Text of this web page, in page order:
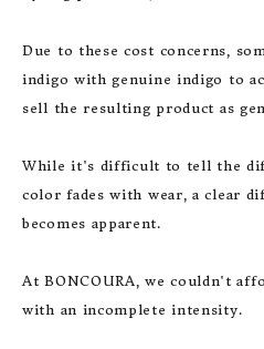
Due to these cost concerns,
indigo with genuine indigo to
sell the resulting product as
While it's difficult to tell the
color fades with wear, a clear
becomes apparent.
At BONCOURA, we couldn't
with an incomplete intensity.